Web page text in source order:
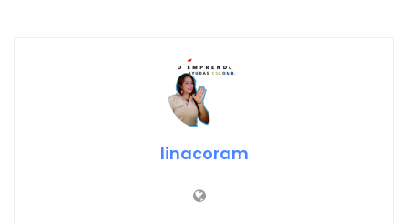
linacoram